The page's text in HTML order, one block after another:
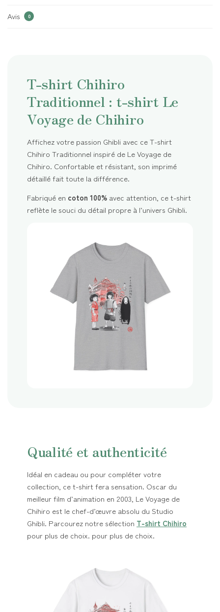
Avis 0
T-shirt Chihiro
Traditionnel : t-shirt Le
Voyage de Chihiro
Affichez votre passion Ghibli avec ce T-shirt
Chihiro Traditionnel inspiré de Le Voyage de
Chihiro. Confortable et résistant, son imprimé
détaillé fait toute la différence.
Fabriqué en coton 100% avec attention, ce t-shirt
reflète le souci du détail propre à l’univers Ghibli.
Qualité et authenticité
Idéal en cadeau ou pour compléter votre
collection, ce t-shirt fera sensation. Oscar du
meilleur film d’animation en 2003, Le Voyage de
Chihiro est le chef-d’œuvre absolu du Studio
Ghibli. Parcourez notre sélection T-shirt Chihiro
pour plus de choix. pour plus de choix.